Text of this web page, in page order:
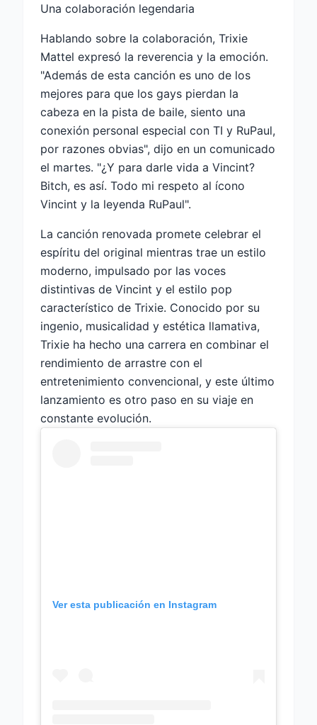
Una colaboración legendaria
Hablando sobre la colaboración, Trixie
Mattel expresó la reverencia y la emoción.
"Además de esta canción es uno de los
mejores para que los gays pierdan la
cabeza en la pista de baile, siento una
conexión personal especial con TI y RuPaul,
por razones obvias", dijo en un comunicado
el martes. "¿Y para darle vida a Vincint?
Bitch, es así. Todo mi respeto al ícono
Vincint y la leyenda RuPaul".
La canción renovada promete celebrar el
espíritu del original mientras trae un estilo
moderno, impulsado por las voces
distintivas de Vincint y el estilo pop
característico de Trixie. Conocido por su
ingenio, musicalidad y estética llamativa,
Trixie ha hecho una carrera en combinar el
rendimiento de arrastre con el
entretenimiento convencional, y este último
lanzamiento es otro paso en su viaje en
constante evolución.
Ver esta publicación en Instagram